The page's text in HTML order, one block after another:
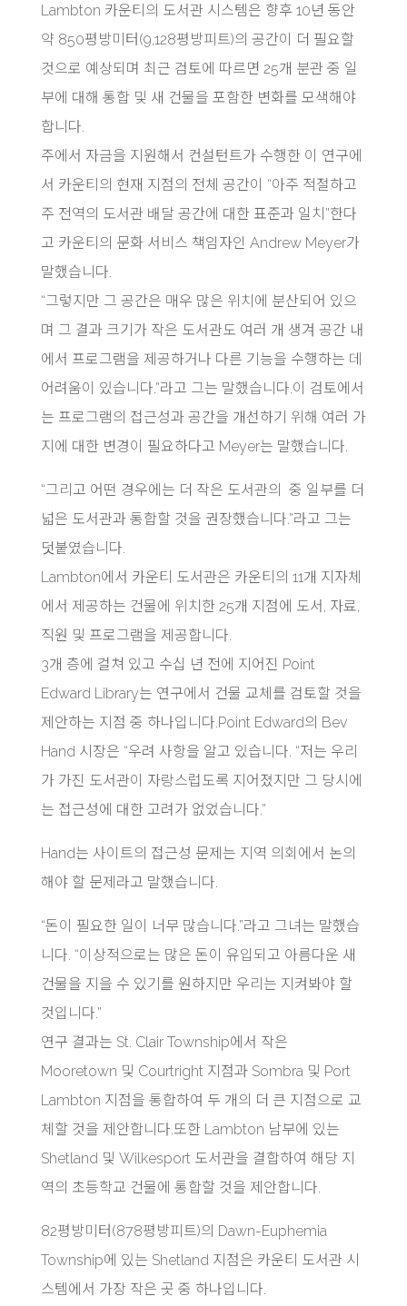
Lambton 카운티의 도서관 시스템은 향후 10년 동안
약 850평방미터(9,128평방피트)의 공간이 더 필요할
것으로 예상되며 최근 검토에 따르면 25개 분관 중 일
부에 대해 통합 및 새 건물을 포함한 변화를 모색해야
합니다.
주에서 자금을 지원해서 컨설턴트가 수행한 이 연구에
서 카운티의 현재 지점의 전체 공간이 “아주 적절하고
주 전역의 도서관 배달 공간에 대한 표준과 일치”한다
고 카운티의 문화 서비스 책임자인 Andrew Meyer가
말했습니다.
“그렇지만 그 공간은 매우 많은 위치에 분산되어 있으
며 그 결과 크기가 작은 도서관도 여러 개 생겨 공간 내
에서 프로그램을 제공하거나 다른 기능을 수행하는 데
어려움이 있습니다.”라고 그는 말했습니다.이 검토에서
는 프로그램의 접근성과 공간을 개선하기 위해 여러 가
지에 대한 변경이 필요하다고 Meyer는 말했습니다.
“그리고 어떤 경우에는 더 작은 도서관의 중 일부를 더
넓은 도서관과 통합할 것을 권장했습니다.”라고 그는
덧붙였습니다.
Lambton에서 카운티 도서관은 카운티의 11개 지자체
에서 제공하는 건물에 위치한 25개 지점에 도서, 자료,
직원 및 프로그램을 제공합니다.
3개 층에 걸쳐 있고 수십 년 전에 지어진 Point
Edward Library는 연구에서 건물 교체를 검토할 것을
제안하는 지점 중 하나입니다.Point Edward의 Bev
Hand 시장은 “우려 사항을 알고 있습니다. “저는 우리
가 가진 도서관이 자랑스럽도록 지어졌지만 그 당시에
는 접근성에 대한 고려가 없었습니다.”
Hand는 사이트의 접근성 문제는 지역 의회에서 논의
해야 할 문제라고 말했습니다.
“돈이 필요한 일이 너무 많습니다.”라고 그녀는 말했습
니다. “이상적으로는 많은 돈이 유입되고 아름다운 새
건물을 지을 수 있기를 원하지만 우리는 지켜봐야 할
것입니다.”
연구 결과는 St. Clair Township에서 작은
Mooretown 및 Courtright 지점과 Sombra 및 Port
Lambton 지점을 통합하여 두 개의 더 큰 지점으로 교
체할 것을 제안합니다.또한 Lambton 남부에 있는
Shetland 및 Wilkesport 도서관을 결합하여 해당 지
역의 초등학교 건물에 통합할 것을 제안합니다.
82평방미터(878평방피트)의 Dawn-Euphemia
Township에 있는 Shetland 지점은 카운티 도서관 시
스템에서 가장 작은 곳 중 하나입니다.